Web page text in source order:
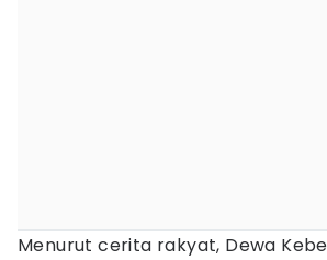
Menurut cerita rakyat, Dewa